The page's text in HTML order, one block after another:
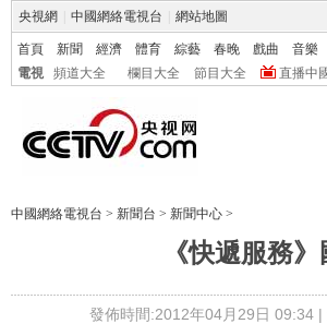
央視網 中國網絡電視台 網站地圖
首頁 新聞 經濟 體育 綜藝 春晚 戲曲 音樂
電視
頻道大全 欄目大全 節目大全 直播中
中國網絡電視台 > 新聞台 > 新聞中心 >
《快遞服務
發佈時間:2012年04月29日 09:34 |